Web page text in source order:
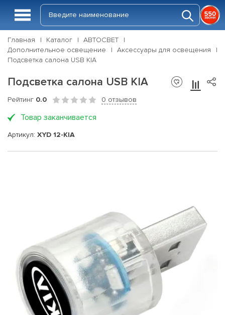
Главная Каталог
АВТОСВЕТ
Дополнительное освещение
Аксессуары для освещения
Подсветка салона USB KIA
Подсветка салона USB KIA
Рейтинг 0.0 0 отзывов
Товар заканчивается
Артикул: XYD 12-KIA